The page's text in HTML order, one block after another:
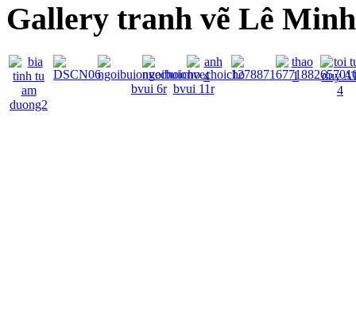
Gallery tranh vẽ Lê